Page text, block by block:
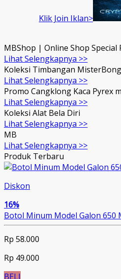
Klik Join Iklan>
MBShop | Online Shop Special
Lihat Selengkapnya >>
Koleksi Timbangan MisterBong
Lihat Selengkapnya >>
Promo Cangklong Kaca Pyrex
Lihat Selengkapnya >>
Koleksi Alat Bela Diri
Lihat Selengkapnya >>
MB
Lihat Selengkapnya >>
Produk Terbaru
Diskon
16%
Botol Minum Model Galon 650
Rp 58.000
Rp 49.000
BELI